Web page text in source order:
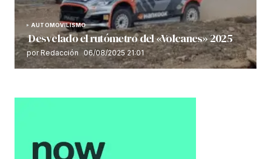
AUTOMOVILISMO
Desvelado el rutómetro del «Volcanes» 2025
por Redacción 06/08/2025 21:01